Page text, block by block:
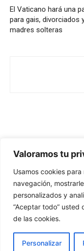
Valoramos tu
Usamos cookies
navegación,
personalizados y
“Aceptar todo” usted
de las cookies.
Personalizar
El Vaticano hará una
para gais, divorciados
madres solteras
Redes Cristianas
Una mirada alternativa
- Colectivos de Redes